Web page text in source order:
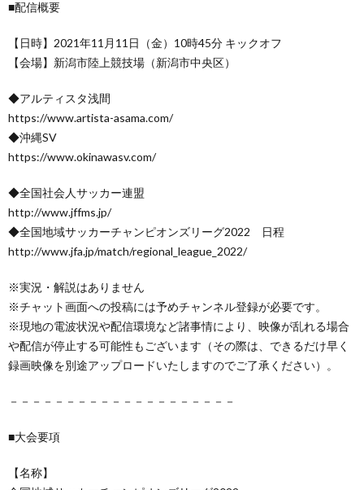
■配信概要
【日時】2021年11月11日（金）10時45分 キックオフ
【会場】新潟市陸上競技場（新潟市中央区）
◆アルティスタ浅間
https://www.artista-asama.com/
◆沖縄SV
https://www.okinawasv.com/
◆全国社会人サッカー連盟
http://www.jffms.jp/
◆全国地域サッカーチャンピオンズリーグ2022 日程
http://www.jfa.jp/match/regional_league_2022/
※実況・解説はありません
※チャット画面への投稿には予めチャンネル登録が必要です。
※現地の電波状況や配信環境など諸事情により、映像が乱れる場合
や配信が停止する可能性もございます（その際は、できるだけ早く
録画映像を別途アップロードいたしますのでご了承ください）。
－－－－－－－－－－－－－－－－－－－－
■大会要項
【名称】